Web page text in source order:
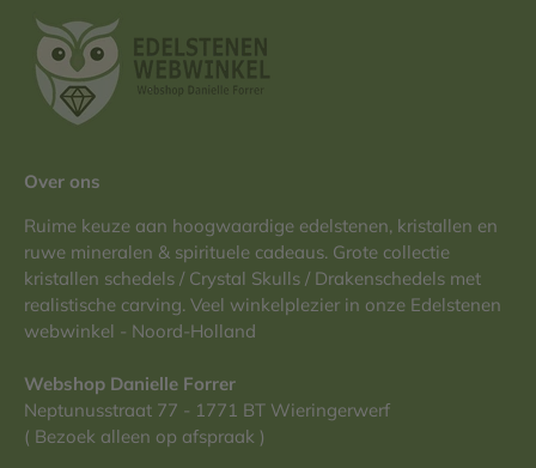
Over ons
Ruime keuze aan hoogwaardige edelstenen, kristallen en
ruwe mineralen & spirituele cadeaus. Grote collectie
kristallen schedels / Crystal Skulls / Drakenschedels met
realistische carving. Veel winkelplezier in onze Edelstenen
webwinkel - Noord-Holland
Webshop Danielle Forrer
Neptunusstraat 77 - 1771 BT Wieringerwerf
( Bezoek alleen op afspraak )